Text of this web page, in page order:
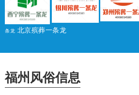
条龙 北京殡葬一条龙
福州风俗信息